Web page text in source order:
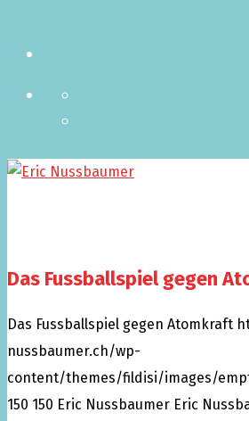
Das Fussballspiel gegen
Das Fussballspiel gegen Atomkraft
nussbaumer.ch/wp-
content/themes/fildisi/images/
150 150 Eric Nussbaumer Eric